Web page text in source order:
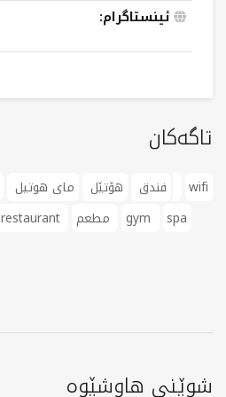
ئینستاگرام:
تاگەکان
فندق هۆتێل مای هوتیل
wifi
restaurant gym
spa
شوێنی هاوشێوە